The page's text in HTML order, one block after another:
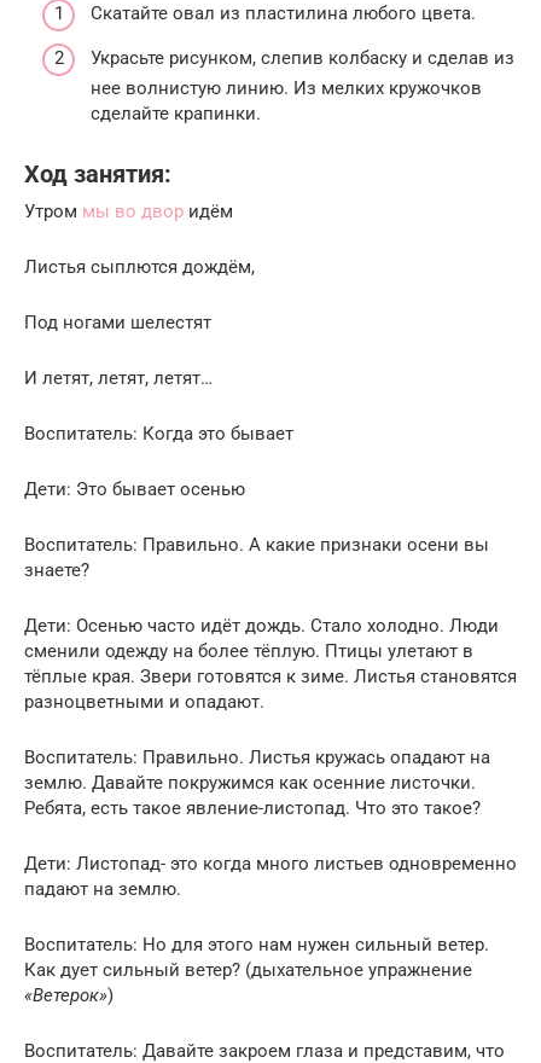
Скатайте овал из пластилина любого цвета.
Украсьте рисунком, слепив колбаску и сделав из
нее волнистую линию. Из мелких кружочков
сделайте крапинки.
Ход занятия:
Утром мы во двор идём
Листья сыплются дождём,
Под ногами шелестят
И летят, летят, летят…
Воспитатель: Когда это бывает
Дети: Это бывает осенью
Воспитатель: Правильно. А какие признаки осени вы
знаете?
Дети: Осенью часто идёт дождь. Стало холодно. Люди
сменили одежду на более тёплую. Птицы улетают в
тёплые края. Звери готовятся к зиме. Листья становятся
разноцветными и опадают.
Воспитатель: Правильно. Листья кружась опадают на
землю. Давайте покружимся как осенние листочки.
Ребята, есть такое явление-листопад. Что это такое?
Дети: Листопад- это когда много листьев одновременно
падают на землю.
Воспитатель: Но для этого нам нужен сильный ветер.
Как дует сильный ветер? (дыхательное упражнение
«Ветерок»)
Воспитатель: Давайте закроем глаза и представим, что